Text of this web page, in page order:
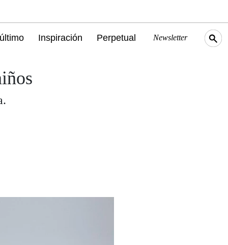
Inspiración Perpetual Newsletter